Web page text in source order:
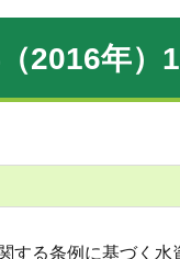
2016年）
する条例に基づく水